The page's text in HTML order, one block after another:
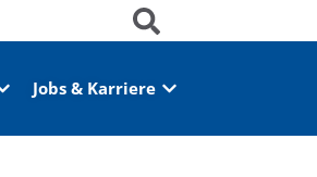
Jobs & Karriere